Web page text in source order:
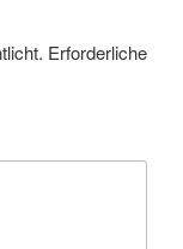
Erforderliche